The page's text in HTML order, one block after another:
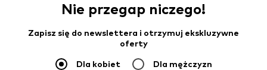
Nie przegap niczego!
Zapisz się do newslettera i otrzymuj ekskluzywne
oferty
Dla kobiet Dla mężczyzn